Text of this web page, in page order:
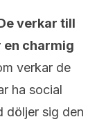
verkar till
en charmig
verkar de
ha social
döljer sig den